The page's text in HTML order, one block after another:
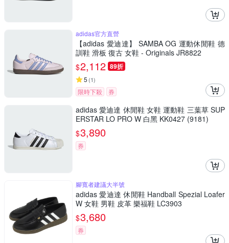
adidas官方直營
【adidas 愛迪達】 SAMBA OG 運動休閒鞋 德
訓鞋 滑板 復古 女鞋 - Originals JR8822
$2,112 89折
5 (1)
限時下殺 券
adidas 愛迪達 休閒鞋 女鞋 運動鞋 三葉草 SUP
ERSTAR LO PRO W 白黑 KK0427 (9181)
$3,890
券
腳寬者建議大半號
adidas 愛迪達 休閒鞋 Handball Spezial Loafer
W 女鞋 男鞋 皮革 樂福鞋 LC3903
$3,680
券